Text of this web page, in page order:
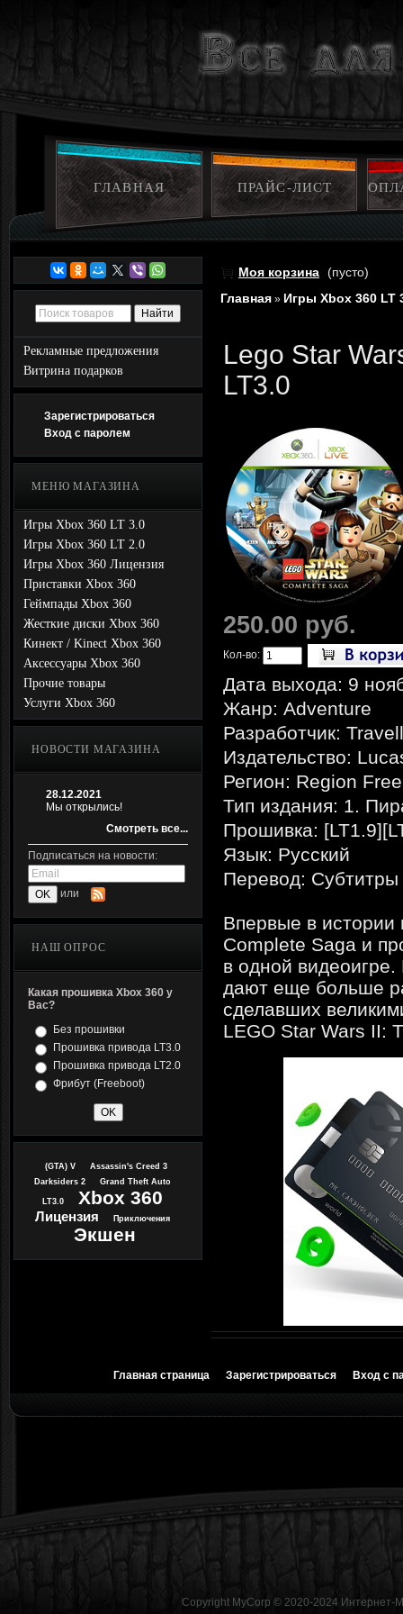
ГЛАВНАЯ ПРАЙС-ЛИСТ
Рекламные предложения
Витрина подарков
Зарегистрироваться
Вход с паролем
МЕНЮ МАГАЗИНА
Игры Xbox 360 LT 3.0
Игры Xbox 360 LT 2.0
Игры Xbox 360 Лицензия
Приставки Xbox 360
Геймпады Xbox 360
Жесткие диски Xbox 360
Кинект / Kinect Xbox 360
Аксессуары Xbox 360
Прочие товары
Услуги Xbox 360
НОВОСТИ МАГАЗИНА
28.12.2021
Мы открылись!
Смотреть все...
Подписаться на новости:
или
НАШ ОПРОС
Какая прошивка Xbox 360 у
Вас?
Без прошивки
Прошивка привода LT3.0
Прошивка привода LT2.0
Фрибут (Freeboot)
(GTA) V
Assassin's Creed 3
Darksiders 2
Grand Theft Auto
LT3.0 Xbox 360
Лицензия Приключения
Экшен
Моя корзина (пусто)
Главная » Игры Xbox 360 LT
Lego Star
LT3.0
250.00 руб.
Кол-во:
Дата выхода: 9
Жанр: Adventure
Разработчик:
Издательство:
Регион: Region Free
Тип издания: 1.
Прошивка:
Язык: Русский
Перевод: Субтитры
Впервые в истории
Complete Saga и
в одной
дают еще больше
сделавших
LEGO Star Wars II:
Главная страница Зарегистрироваться Вход с
Copyright MyCorp © 2020-2024 Интернет-